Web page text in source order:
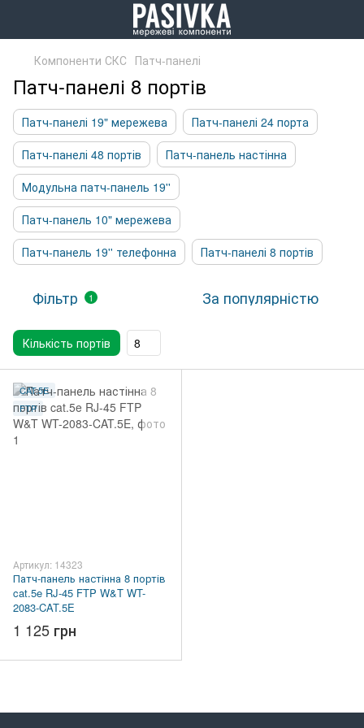
Компоненти СКС Патч-панелі
Патч-панелі 8 портів
Патч-панелі 19" мережева
Патч-панелі 24 порта
Патч-панелі 48 портів
Патч-панель настінна
Модульна патч-панель 19''
Патч-панель 10" мережева
Патч-панель 19'' телефонна
Патч-панелі 8 портів
Фільтр 1 За популярністю
Кількість портів 8
CAT.5E
FTP
Артикул: 14323
Патч-панель настінна 8 портів
cat.5e RJ-45 FTP W&T WT-
2083-CAT.5E
1 125 грн